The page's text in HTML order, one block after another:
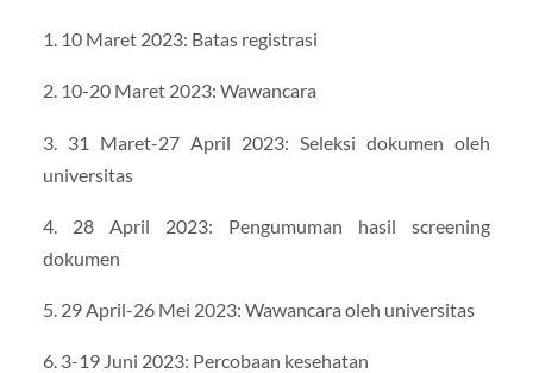
1. 10 Maret 2023: Batas registrasi
2. 10-20 Maret 2023: Wawancara
3. 31 Maret-27 April 2023: Seleksi dokumen oleh
universitas
4. 28 April 2023: Pengumuman hasil screening
dokumen
5. 29 April-26 Mei 2023: Wawancara oleh universitas
6. 3-19 Juni 2023: Percobaan kesehatan